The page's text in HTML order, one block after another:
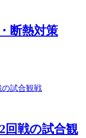
断熱対策
回戦の試合観